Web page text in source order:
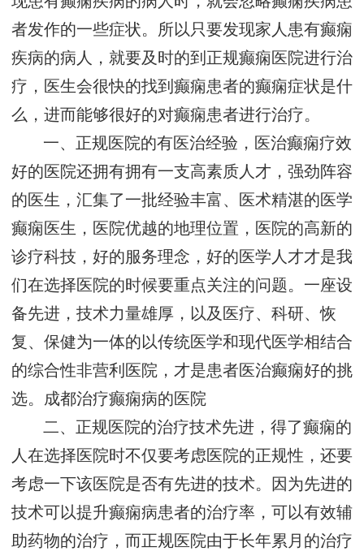
者发作的一些症状。所以只要发现家人患有癫痫
疾病的病人，就要及时的到正规癫痫医院进行治
疗，医生会很快的找到癫痫患者的癫痫症状是什
么，进而能够很好的对癫痫患者进行治疗。
一、正规医院的有医治经验，医治癫痫疗效
好的医院还拥有拥有一支高素质人才，强劲阵容
的医生，汇集了一批经验丰富、医术精湛的医学
癫痫医生，医院优越的地理位置，医院的高新的
诊疗科技，好的服务理念，好的医学人才才是我
们在选择医院的时候要重点关注的问题。一座设
备先进，技术力量雄厚，以及医疗、科研、恢
复、保健为一体的以传统医学和现代医学相结合
的综合性非营利医院，才是患者医治癫痫好的挑
选。 成都治疗癫痫病的医院
二、正规医院的治疗技术先进，得了癫痫的
人在选择医院时不仅要考虑医院的正规性，还要
考虑一下该医院是否有先进的技术。因为先进的
技术可以提升癫痫病患者的治疗率，可以有效辅
助药物的治疗，而正规医院由于长年累月的治疗